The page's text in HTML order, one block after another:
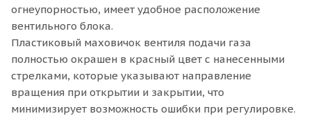
огнеупорностью, имеет удобное расположение
вентильного блока.
Пластиковый маховичок вентиля подачи газа
полностью окрашен в красный цвет с нанесенными
стрелками, которые указывают направление
вращения при открытии и закрытии, что
минимизирует возможность ошибки при регулировке.